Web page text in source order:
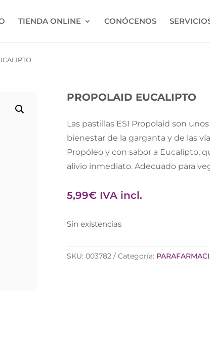
TIENDA ONLINE CONÓCENOS
PROPOLAID EUCALIPTO
Las pastillas ESI Propolaid son
bienestar de la garganta y de las
Propóleo y con sabor a Eucalipto,
alivio inmediato. Adecuado para
5,99€ IVA incl.
Sin existencias
SKU:003782 Categoría: